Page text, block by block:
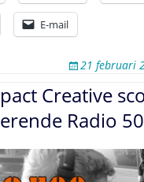
E-mail
21 februari
Creative
Radio